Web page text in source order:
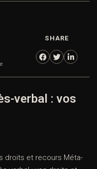
SHARE
verbal : vos
droits et recours Méta-